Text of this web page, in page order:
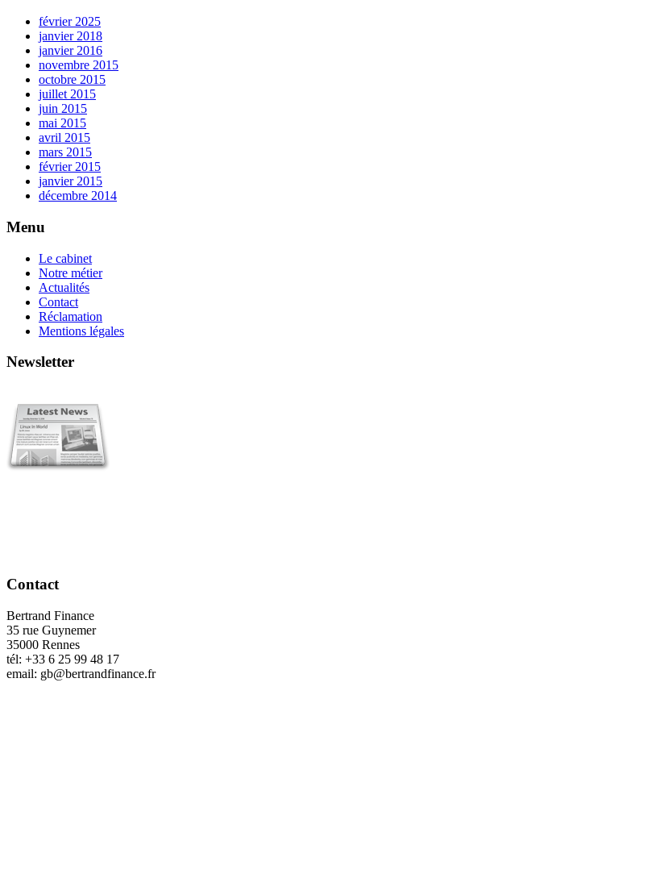
février 2025
janvier 2018
janvier 2016
novembre 2015
octobre 2015
juillet 2015
juin 2015
mai 2015
avril 2015
mars 2015
février 2015
janvier 2015
décembre 2014
Menu
Le cabinet
Notre métier
Actualités
Contact
Réclamation
Mentions légales
Newsletter
Contact
Bertrand Finance
35 rue Guynemer
35000 Rennes
tél: +33 6 25 99 48 17
email: gb@bertrandfinance.fr